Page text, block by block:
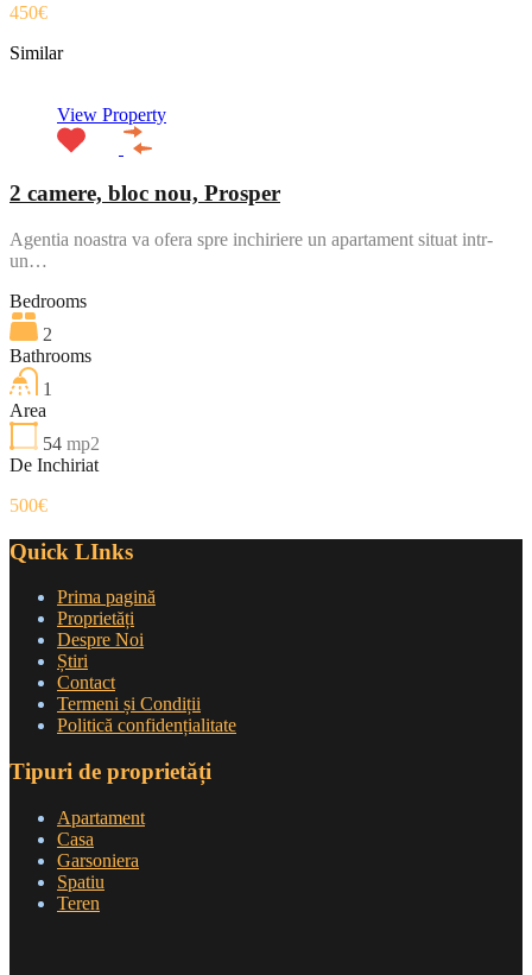
450€
Similar
View Property
2 camere, bloc nou, Prosper
Agentia noastra va ofera spre inchiriere un apartament situat intr-
un…
Bedrooms
2
Bathrooms
1
Area
54 mp2
De Inchiriat
500€
Quick LInks
Prima pagină
Proprietăți
Despre Noi
Știri
Contact
Termeni și Condiții
Politică confidențialitate
Tipuri de proprietăți
Apartament
Casa
Garsoniera
Spatiu
Teren